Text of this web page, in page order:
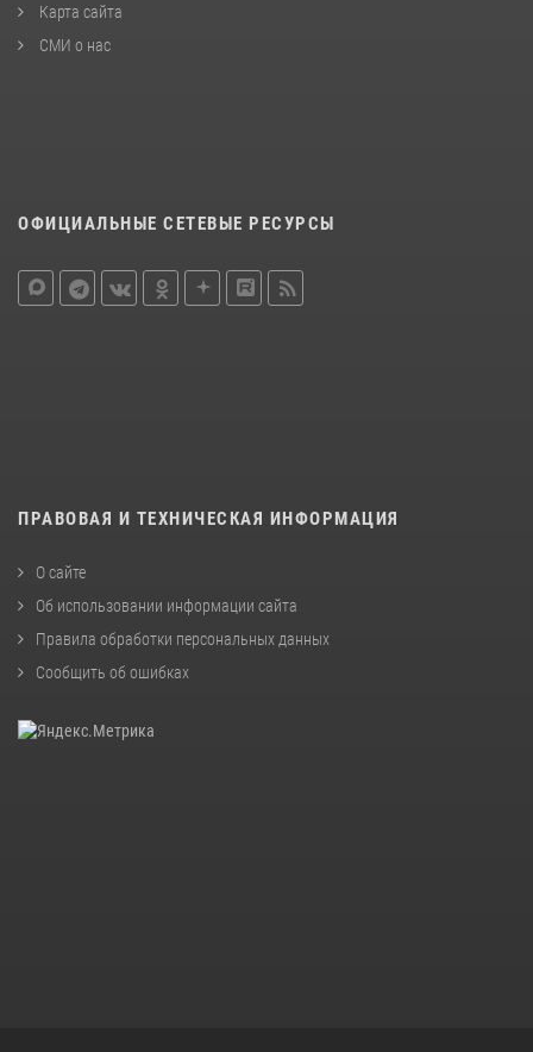
Карта сайта
СМИ о нас
ОФИЦИАЛЬНЫЕ СЕТЕВЫЕ РЕСУРСЫ
ПРАВОВАЯ И ТЕХНИЧЕСКАЯ ИНФОРМАЦИЯ
О сайте
Об использовании информации сайта
Правила обработки персональных данных
Сообщить об ошибках